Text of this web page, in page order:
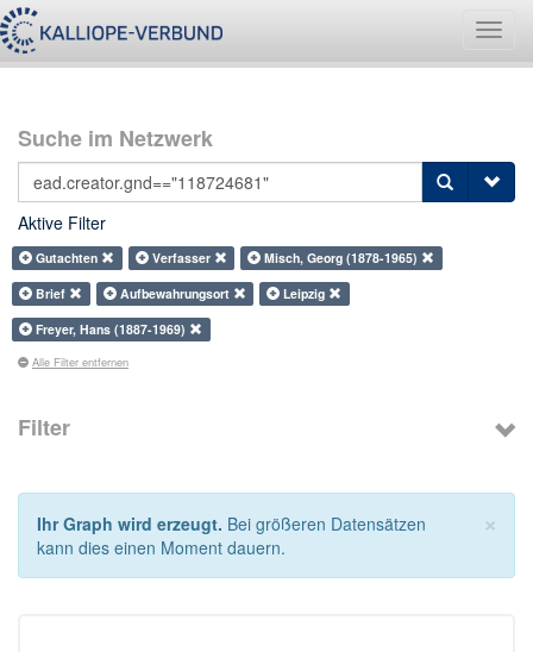
Suche im Netzwerk
Aktive Filter
Gutachten Verfasser
Misch, Georg (1878-1965)
Brief
Aufbewahrungsort
Leipzig
Freyer, Hans (1887-1969)
Alle Filter entfernen
Filter
×
Ihr Graph wird erzeugt. Bei größeren Datensätzen
kann dies einen Moment dauern.